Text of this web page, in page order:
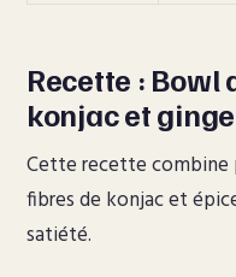
Recette : Bowl
konjac et
Cette recette combine
fibres de konjac et
satiété.